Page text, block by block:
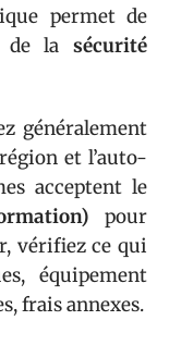
permet de
de la sécurité
généralement
et l’auto-
acceptent le
pour
vérifiez ce qui
équipement
frais annexes.